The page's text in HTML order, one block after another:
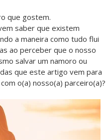
que gostem.
saber que existem
a maneira como tudo flui
ao perceber que o nosso
salvar um namoro ou
que este artigo vem para
o(a) nosso(a) parceiro(a)?